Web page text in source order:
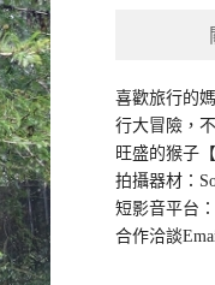
喜歡旅行的
行大冒險，
旺盛的猴子
拍攝器材：
短影音平台
合作洽談